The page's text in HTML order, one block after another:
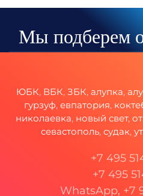
Мы подберем
ЮБК, ВБК, ЗБК, алупка,
гурзуф, евпатория,
николаевка, новый свет,
севастополь, судак,
+7 495
+7 495
WhatsApp, +7